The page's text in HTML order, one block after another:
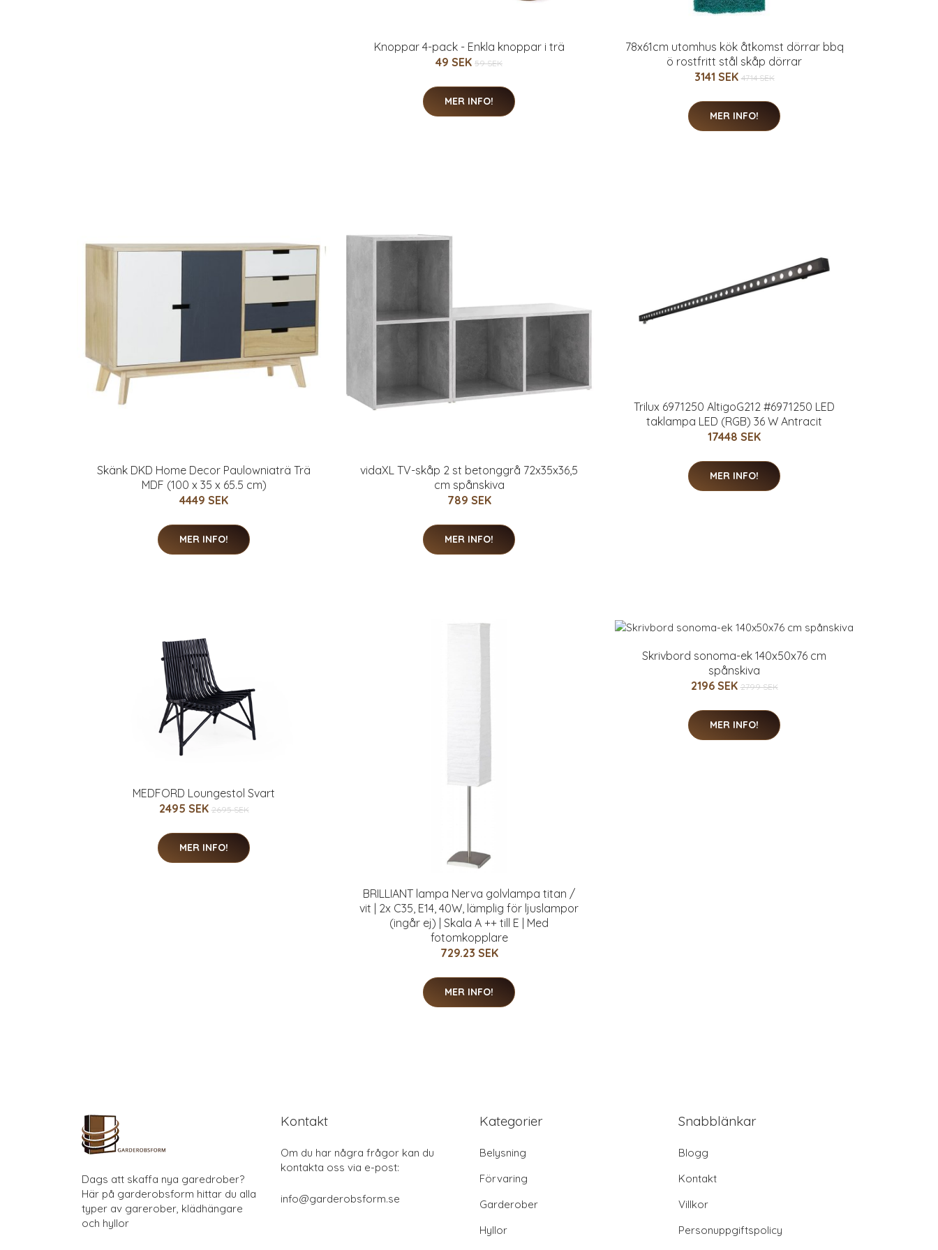
Knoppar 4-pack - Enkla knoppar i trä
49 SEK 59 SEK
MER INFO!
78x61cm utomhus kök åtkomst dörrar bbq
ö rostfritt stål skåp dörrar
3141 SEK 4714 SEK
MER INFO!
Skänk DKD Home Decor Paulowniaträ Trä
MDF (100 x 35 x 65.5 cm)
4449 SEK
MER INFO!
vidaXL TV-skåp 2 st betonggrå 72x35x36,5
cm spånskiva
789 SEK
MER INFO!
Trilux 6971250 AltigoG212 #6971250 LED
taklampa LED (RGB) 36 W Antracit
17448 SEK
MER INFO!
MEDFORD Loungestol Svart
2495 SEK 2695 SEK
MER INFO!
BRILLIANT lampa Nerva golvlampa titan /
vit | 2x C35, E14, 40W, lämplig för ljuslampor
(ingår ej) | Skala A ++ till E | Med
fotomkopplare
729.23 SEK
MER INFO!
Skrivbord sonoma-ek 140x50x76 cm
spånskiva
2196 SEK 2799 SEK
MER INFO!
Dags att skaffa nya garedrober?
Här på garderobsform hittar du alla
typer av garerober, klädhängare
och hyllor
Kontakt
Om du har några frågor kan du
kontakta oss via e-post:
info@garderobsform.se
Kategorier
Belysning
Förvaring
Garderober
Hyllor
Snabblänkar
Blogg
Kontakt
Villkor
Personuppgiftspolicy